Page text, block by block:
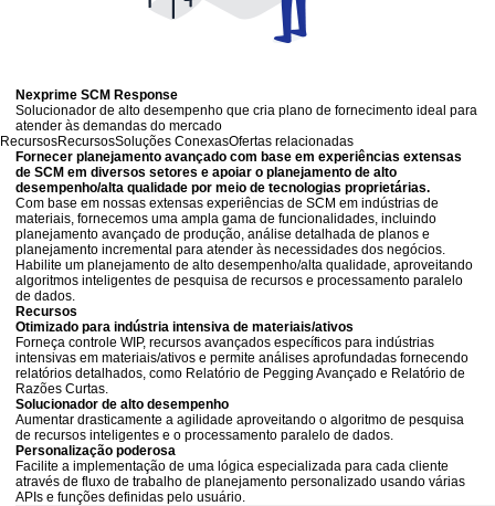
Nexprime SCM Response
Solucionador de alto desempenho que cria plano de fornecimento ideal para
atender às demandas do mercado
RecursosRecursosSoluções ConexasOfertas relacionadas
Fornecer planejamento avançado com base em experiências extensas
de SCM em diversos setores e apoiar o planejamento de alto
desempenho/alta qualidade por meio de tecnologias proprietárias.
Com base em nossas extensas experiências de SCM em indústrias de
materiais, fornecemos uma ampla gama de funcionalidades, incluindo
planejamento avançado de produção, análise detalhada de planos e
planejamento incremental para atender às necessidades dos negócios.
Habilite um planejamento de alto desempenho/alta qualidade, aproveitando
algoritmos inteligentes de pesquisa de recursos e processamento paralelo
de dados.
Recursos
Otimizado para indústria intensiva de materiais/ativos
Forneça controle WIP, recursos avançados específicos para indústrias
intensivas em materiais/ativos e permite análises aprofundadas fornecendo
relatórios detalhados, como Relatório de Pegging Avançado e Relatório de
Razões Curtas.
Solucionador de alto desempenho
Aumentar drasticamente a agilidade aproveitando o algoritmo de pesquisa
de recursos inteligentes e o processamento paralelo de dados.
Personalização poderosa
Facilite a implementação de uma lógica especializada para cada cliente
através de fluxo de trabalho de planejamento personalizado usando várias
APIs e funções definidas pelo usuário.